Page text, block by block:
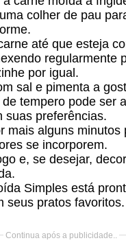
colher de pau
até que esteja
regularmente
por igual.
sal e pimenta a
tempero pode ser
suas preferências.
mais alguns minutos
se incorporem.
e, se desejar,
Simples está
seus pratos favoritos.
Continua após a publicidade..